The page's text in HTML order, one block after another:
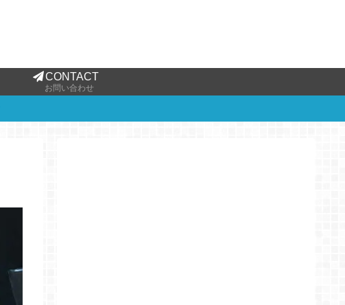
CONTACT
お問い合わせ